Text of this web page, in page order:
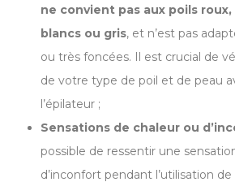
ne convient pas aux poils
blancs ou gris, et n’est pas
ou très foncées. Il est crucial de
de votre type de poil et de peau
l’épilateur ;
Sensations de chaleur ou
possible de ressentir une
d’inconfort pendant l’utilisation